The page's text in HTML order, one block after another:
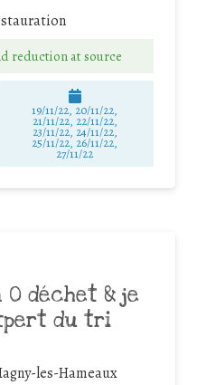
reduction at source
19/11/22, 20/11/22,
21/11/22, 22/11/22,
23/11/22, 24/11/22,
25/11/22, 26/11/22,
27/11/22
0 déchet & je
du tri
les-Hameaux